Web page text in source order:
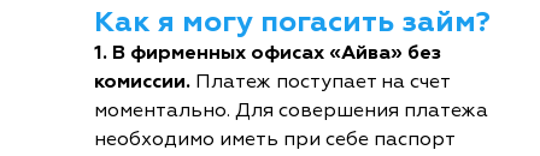
Как я могу погасить займ?
1. В фирменных офисах «Айва» без
комиссии. Платеж поступает на счет
моментально. Для совершения платежа
необходимо иметь при себе паспорт